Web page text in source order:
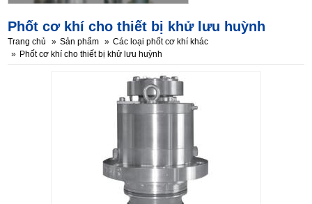
Phốt cơ khí cho thiết bị khử lưu huỳnh
Trang chủ Sản phẩm
Các loại phốt cơ khí khác
Phốt cơ khí cho thiết bị khử lưu huỳnh